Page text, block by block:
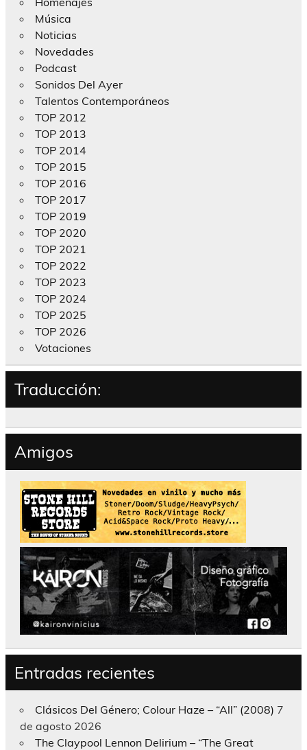
Música
Noticias
Novedades
Podcast
Sonidos Del Ayer
Talentos Contemporáneos
TOP 2012
TOP 2013
TOP 2014
TOP 2015
TOP 2016
TOP 2017
TOP 2019
TOP 2020
TOP 2021
TOP 2022
TOP 2023
TOP 2024
TOP 2025
TOP 2026
Votaciones
Traducción:
Amigos
Entradas recientes
Clásicos Del Género; Colour Haze – “All” (2008) 7
de agosto 2026
The Claypool Lennon Delirium – “The Great